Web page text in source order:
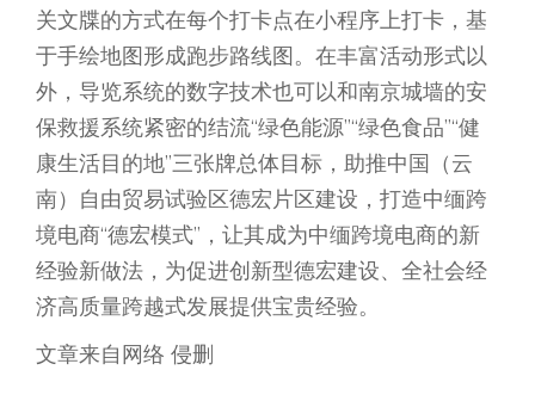
关文牒的方式在每个打卡点在小程序上打卡，基
于手绘地图形成跑步路线图。在丰富活动形式以
外，导览系统的数字技术也可以和南京城墙的安
保救援系统紧密的结流“绿色能源”“绿色食品”“健
康生活目的地”三张牌总体目标，助推中国（云
南）自由贸易试验区德宏片区建设，打造中缅跨
境电商“德宏模式”，让其成为中缅跨境电商的新
经验新做法，为促进创新型德宏建设、全社会经
济高质量跨越式发展提供宝贵经验。
文章来自网络 侵删